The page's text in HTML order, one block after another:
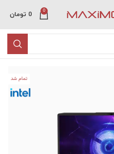
0
0 تومان
تمام شد